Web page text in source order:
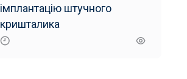
імплантацію штучного
кришталика